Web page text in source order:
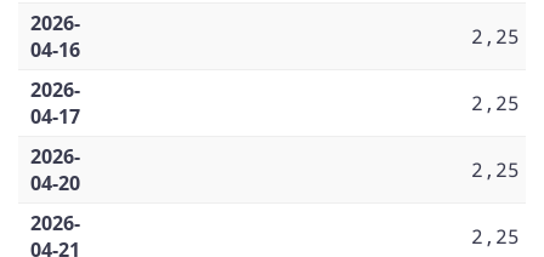
2026-
04-16
2,25
2026-
04-17
2,25
2026-
04-20
2,25
2026-
04-21
2,25